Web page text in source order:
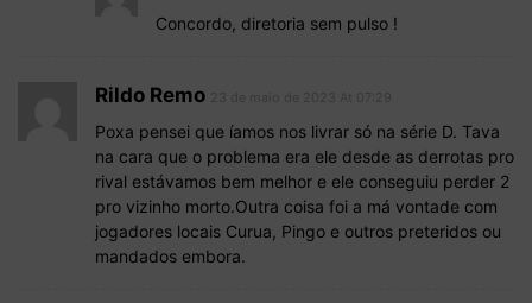
Concordo, diretoria sem pulso !
Rildo Remo
Poxa pensei que íamos nos livrar só na série D. Tava
na cara que o problema era ele desde as derrotas pro
rival estávamos bem melhor e ele conseguiu perder 2
pro vizinho morto.Outra coisa foi a má vontade com
jogadores locais Curua, Pingo e outros preteridos ou
mandados embora.